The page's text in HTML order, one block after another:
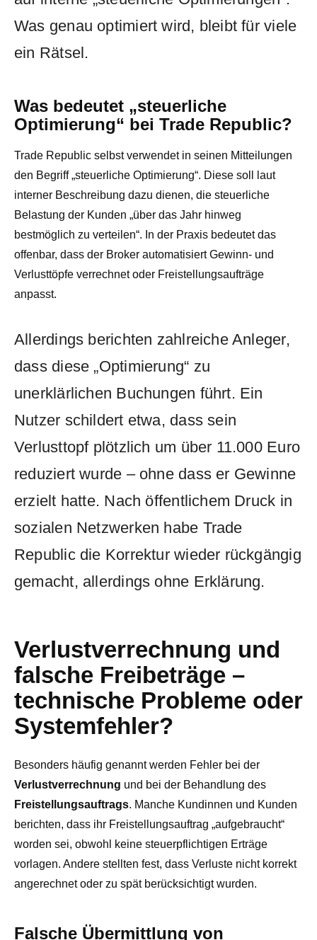
Was genau optimiert wird, bleibt für viele
ein Rätsel.
Was bedeutet „steuerliche
Optimierung“ bei Trade Republic?
Trade Republic selbst verwendet in seinen Mitteilungen
den Begriff „steuerliche Optimierung“. Diese soll laut
interner Beschreibung dazu dienen, die steuerliche
Belastung der Kunden „über das Jahr hinweg
bestmöglich zu verteilen“. In der Praxis bedeutet das
offenbar, dass der Broker automatisiert Gewinn- und
Verlusttöpfe verrechnet oder Freistellungsaufträge
anpasst.
Allerdings berichten zahlreiche Anleger,
dass diese „Optimierung“ zu
unerklärlichen Buchungen führt. Ein
Nutzer schildert etwa, dass sein
Verlusttopf plötzlich um über 11.000 Euro
reduziert wurde – ohne dass er Gewinne
erzielt hatte. Nach öffentlichem Druck in
sozialen Netzwerken habe Trade
Republic die Korrektur wieder rückgängig
gemacht, allerdings ohne Erklärung.
Verlustverrechnung und
falsche Freibeträge –
technische Probleme oder
Systemfehler?
Besonders häufig genannt werden Fehler bei der
Verlustverrechnung und bei der Behandlung des
Freistellungsauftrags. Manche Kundinnen und Kunden
berichten, dass ihr Freistellungsauftrag „aufgebraucht“
worden sei, obwohl keine steuerpflichtigen Erträge
vorlagen. Andere stellten fest, dass Verluste nicht korrekt
angerechnet oder zu spät berücksichtigt wurden.
Falsche Übermittlung von